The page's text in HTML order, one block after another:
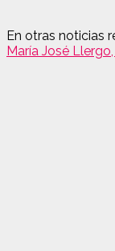
En otras noticias
María José